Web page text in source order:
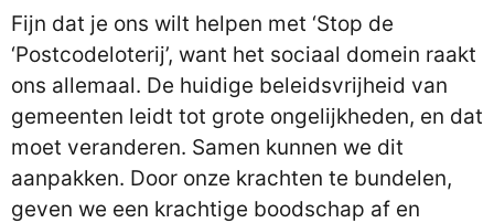
Fijn dat je ons wilt helpen met ‘Stop de
‘Postcodeloterij’, want het sociaal domein raakt
ons allemaal. De huidige beleidsvrijheid van
gemeenten leidt tot grote ongelijkheden, en dat
moet veranderen. Samen kunnen we dit
aanpakken. Door onze krachten te bundelen,
geven we een krachtige boodschap af en